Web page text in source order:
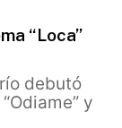
“Loca”
debutó
y